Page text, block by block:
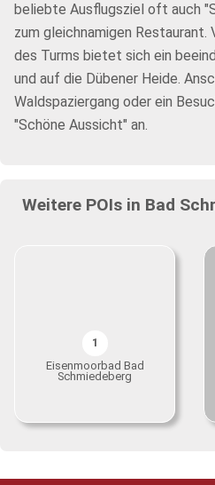
beliebte Ausflugsziel oft auch
zum gleichnamigen
des Turms bietet sich ein
und auf die Dübener Heide.
Waldspaziergang oder ein
"Schöne Aussicht" an.
Weitere POIs in Bad
1
Eisenmoorbad Bad
Schmiedeberg